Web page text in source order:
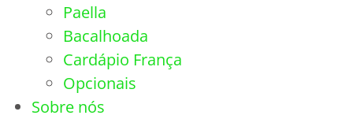
Paella
Bacalhoada
Cardápio França
Opcionais
Sobre nós